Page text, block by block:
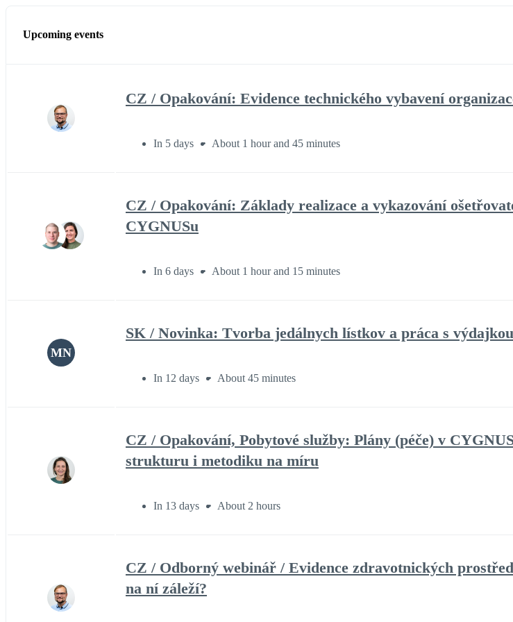
Upcoming events
CZ / Opakování: Evidence technického vybavení
In 5 days About 1 hour and 45 minutes
CZ / Opakování: Základy realizace a vykazování
CYGNUSu
In 6 days About 1 hour and 15 minutes
MN
SK / Novinka: Tvorba jedálnych lístkov a práca s výdajkou
In 12 days About 45 minutes
CZ / Opakování, Pobytové služby: Plány (péče) v
strukturu i metodiku na míru
In 13 days About 2 hours
CZ / Odborný webinář / Evidence zdravotnických
na ní záleží?